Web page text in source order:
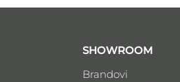
SHOWROOM
Brandovi